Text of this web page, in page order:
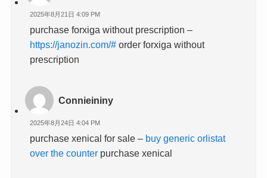
2025年8月21日 4:09 PM
purchase forxiga without prescription –
https://janozin.com/# order forxiga without
prescription
Connieininy
2025年8月24日 4:04 PM
purchase xenical for sale – buy generic orlistat
over the counter purchase xenical